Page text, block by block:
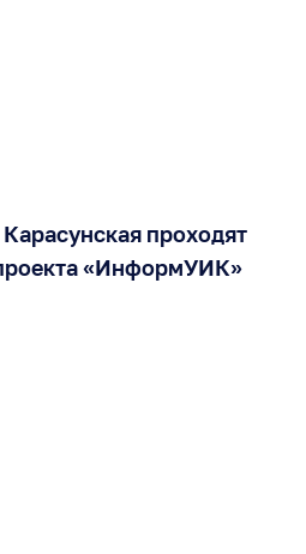
проходят
«ИнформУИК»